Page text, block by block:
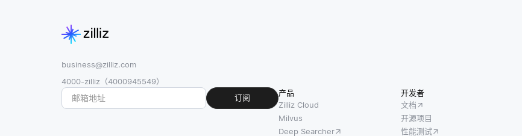
business@zilliz.com
4000-zilliz（4000945549）
订阅
产品
Zilliz Cloud
Milvus
Deep Searcher
开发者
文档
开源项目
性能测试